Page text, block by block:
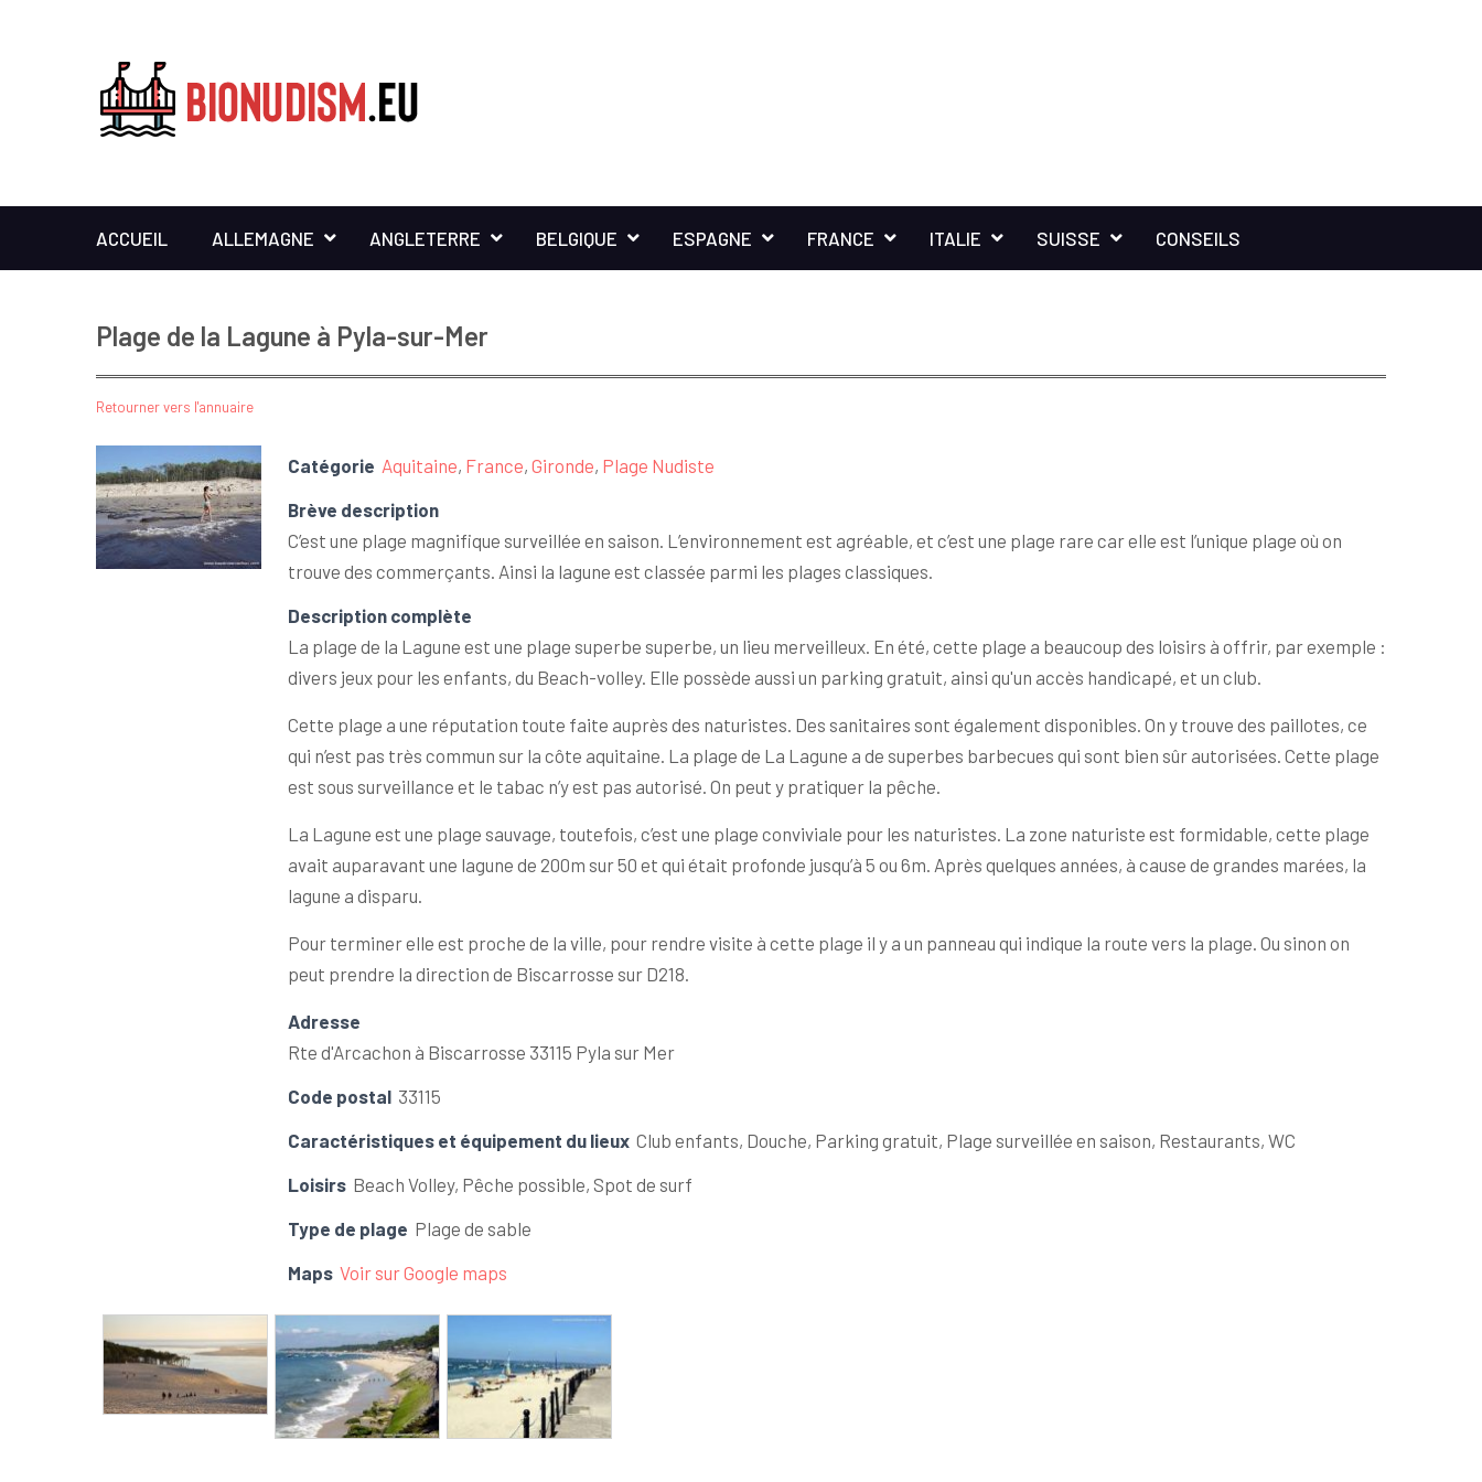
ACCUEIL ALLEMAGNE ANGLETERRE BELGIQUE ESPAGNE FRANCE ITALIE SUISSE CONSEILS
Plage de la Lagune à Pyla-sur-Mer
Retourner vers l'annuaire
Catégorie Aquitaine, France, Gironde, Plage Nudiste
Brève description
C’est une plage magnifique surveillée en saison. L’environnement est agréable, et c’est une plage rare car elle est l’unique plage où on
trouve des commerçants. Ainsi la lagune est classée parmi les plages classiques.
Description complète
La plage de la Lagune est une plage superbe superbe, un lieu merveilleux. En été, cette plage a beaucoup des loisirs à offrir, par exemple :
divers jeux pour les enfants, du Beach-volley. Elle possède aussi un parking gratuit, ainsi qu'un accès handicapé, et un club.
Cette plage a une réputation toute faite auprès des naturistes. Des sanitaires sont également disponibles. On y trouve des paillotes, ce
qui n’est pas très commun sur la côte aquitaine. La plage de La Lagune a de superbes barbecues qui sont bien sûr autorisées. Cette plage
est sous surveillance et le tabac n’y est pas autorisé. On peut y pratiquer la pêche.
La Lagune est une plage sauvage, toutefois, c’est une plage conviviale pour les naturistes. La zone naturiste est formidable, cette plage
avait auparavant une lagune de 200m sur 50 et qui était profonde jusqu’à 5 ou 6m. Après quelques années, à cause de grandes marées, la
lagune a disparu.
Pour terminer elle est proche de la ville, pour rendre visite à cette plage il y a un panneau qui indique la route vers la plage. Ou sinon on
peut prendre la direction de Biscarrosse sur D218.
Adresse
Rte d'Arcachon à Biscarrosse 33115 Pyla sur Mer
Code postal 33115
Caractéristiques et équipement du lieux Club enfants, Douche, Parking gratuit, Plage surveillée en saison, Restaurants, WC
Loisirs Beach Volley, Pêche possible, Spot de surf
Type de plage Plage de sable
Maps Voir sur Google maps